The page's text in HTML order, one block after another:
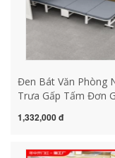
Đen Bát Văn Phòng
Trưa Gấp Tấm Đơn
Viện Đi Kèm Ngủ Trưa
Đơn Giản
1,332,000 đ